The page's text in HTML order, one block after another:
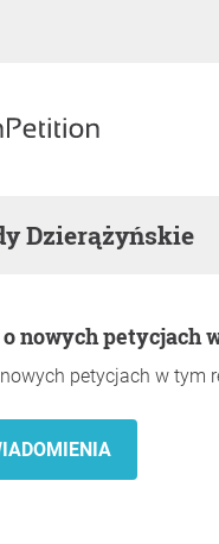
Dzierążyńskie
o nowych petycjach
petycjach w tym